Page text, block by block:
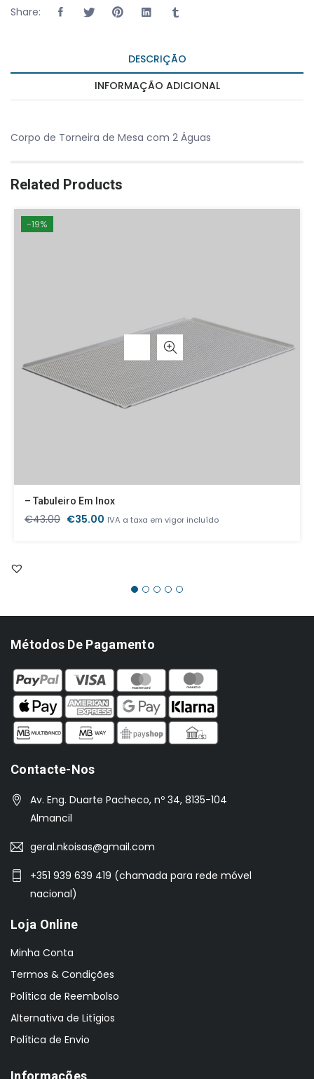
Share:
DESCRIÇÃO
INFORMAÇÃO ADICIONAL
Corpo de Torneira de Mesa com 2 Águas
Related Products
-19%
– Tabuleiro Em Inox
€43.00 O
€35.00 O
IVA a taxa em vigor incluído
Métodos De Pagamento
Contacte-Nos
Av. Eng. Duarte Pacheco, nº 34, 8135-104
Almancil
geral.nkoisas@gmail.com
+351 939 639 419 (chamada para rede móvel
nacional)
Loja Online
Minha Conta
Termos & Condições
Política de Reembolso
Alternativa de Litígios
Política de Envio
Informações